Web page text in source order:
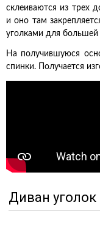
склеиваются из трех
и оно там
уголками для большей
На получившуюся
спинки. Получается
Диван уголок